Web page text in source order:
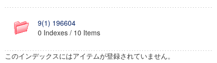
9(1) 196604
0 Indexes / 10 Items
このインデックスにはアイテムが登録されていません。